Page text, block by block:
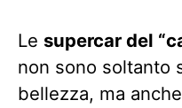
Le supercar del
non sono soltanto
bellezza, ma